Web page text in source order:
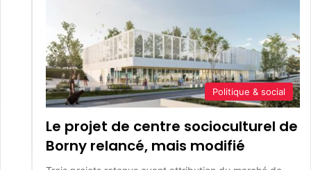
Politique & social
Le projet de centre socioculturel de
Borny relancé, mais modifié